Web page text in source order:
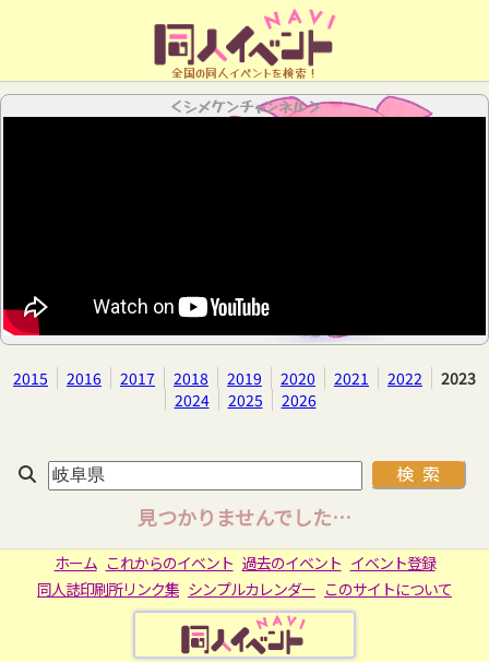
全国の同人イベントを検索！
＜シメケンチャンネル＞
2015 2016 2017 2018 2019 2020 2021 2022
2023
2024
2025 2026
見つかりませんでした…
ホーム これからのイベント 過去のイベント イベント登録
同人誌印刷所リンク集 シンプルカレンダー このサイトについて